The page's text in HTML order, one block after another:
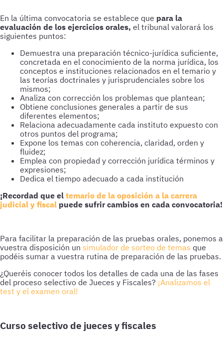
En la última convocatoria se establece que para la
evaluación de los ejercicios orales, el tribunal valorará los
siguientes puntos:
Demuestra una preparación técnico-jurídica suficiente,
concretada en el conocimiento de la norma jurídica, los
conceptos e instituciones relacionados en el temario y
las teorías doctrinales y jurisprudenciales sobre los
mismos;
Analiza con corrección los problemas que plantean;
Obtiene conclusiones generales a partir de sus
diferentes elementos;
Relaciona adecuadamente cada instituto expuesto con
otros puntos del programa;
Expone los temas con coherencia, claridad, orden y
fluidez;
Emplea con propiedad y corrección jurídica términos y
expresiones;
Dedica el tiempo adecuado a cada institución
¡Recordad que el temario de la oposición a la carrera
judicial y fiscal puede sufrir cambios en cada convocatoria!
Para facilitar la preparación de las pruebas orales, ponemos a
vuestra disposición un simulador de sorteo de temas que
podéis sumar a vuestra rutina de preparación de las pruebas.
¿Queréis conocer todos los detalles de cada una de las fases
del proceso selectivo de Jueces y Fiscales? ¡Analizamos el
test y el examen oral!
Curso selectivo de jueces y fiscales